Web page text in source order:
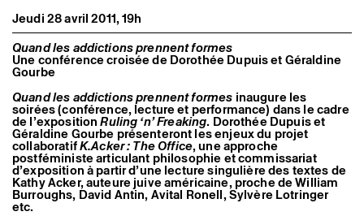
Les Nouveaux Commanditaires
Artistes résident·es et associé·es
Résident·es
Artistes associé·es
Hors-les-murs
Ancien·nes résident·es et artistes associé·es
Jeudi 28 avril 2011, 19h
Quand les addictions prennent formes
Une conférence croisée de Dorothée Dupuis et Géraldine
Gourbe
Quand les addictions prennent formes inaugure les
soirées (conférence, lecture et performance) dans le cadre
de l’expositionRuling ‘n’ Freaking. Dorothée Dupuis et
Géraldine Gourbe présenteront les enjeux du projet
collaboratifK.Acker : The Office, une approche
postféministe articulant philosophie et commissariat
d’exposition à partir d’une lecture singulière des textes de
Kathy Acker, auteure juive américaine, proche de William
Burroughs, David Antin, Avital Ronell, Sylvère Lotringer
etc.